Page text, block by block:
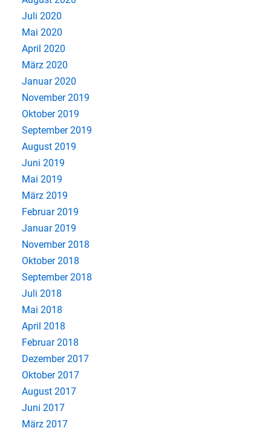
Juli 2020
Mai 2020
April 2020
März 2020
Januar 2020
November 2019
Oktober 2019
September 2019
August 2019
Juni 2019
Mai 2019
März 2019
Februar 2019
Januar 2019
November 2018
Oktober 2018
September 2018
Juli 2018
Mai 2018
April 2018
Februar 2018
Dezember 2017
Oktober 2017
August 2017
Juni 2017
März 2017